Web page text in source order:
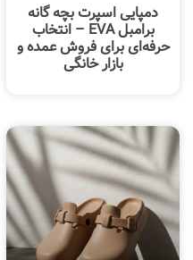
دمپایی اسپرت بچه گانه
برامبل EVA – انتخاب
حرفه‌ای برای فروش عمده و
بازار خانگی